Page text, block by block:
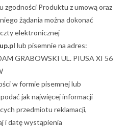
zgodności Produktu z umową oraz
żądania można dokonać
elektronicznej
lub pisemnie na adres:
GRABOWSKI UL. PIUSA XI 56
w formie pisemnej lub
jak najwięcej informacji
przedmiotu reklamacji,
i datę wystąpienia